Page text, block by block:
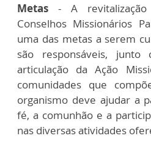
Metas - A
Conselhos Missionários
uma das metas a serem
são responsáveis,
articulação da Ação
comunidades que
organismo deve ajudar a
fé, a comunhão e a
nas diversas atividades